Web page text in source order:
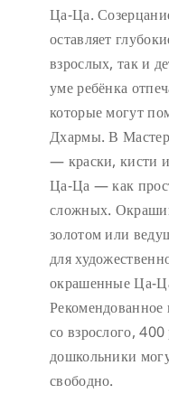
Ца-Ца.
оставляет
взрослых, так и
уме ребёнка
которые могут
Дхармы. В
— краски, кисти
Ца-Ца — как
сложных.
золотом или
для
окрашенные Ца-
со взрослого,
дошкольники
свободно.